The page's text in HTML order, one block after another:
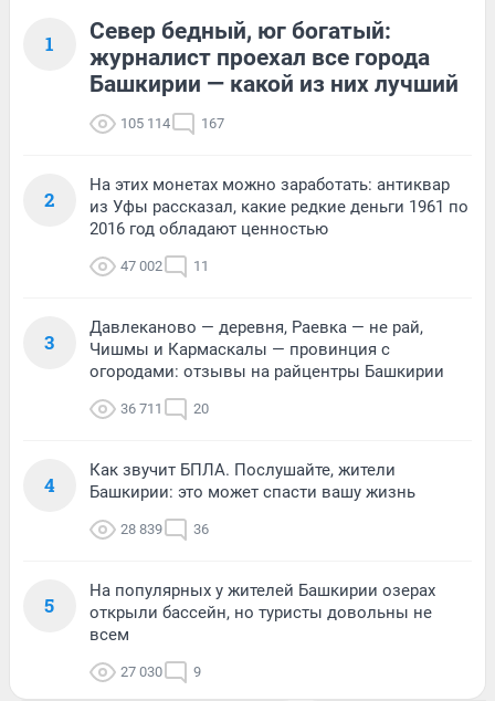
1
Север бедный, юг богатый:
журналист проехал все города
Башкирии — какой из них лучший
105 114 167
2
На этих монетах можно заработать: антиквар
из Уфы рассказал, какие редкие деньги 1961 по
2016 год обладают ценностью
47 002 11
3
Давлеканово — деревня, Раевка — не рай,
Чишмы и Кармаскалы — провинция с
огородами: отзывы на райцентры Башкирии
36 711 20
4
Как звучит БПЛА. Послушайте, жители
Башкирии: это может спасти вашу жизнь
28 839 36
5
На популярных у жителей Башкирии озерах
открыли бассейн, но туристы довольны не
всем
27 030 9